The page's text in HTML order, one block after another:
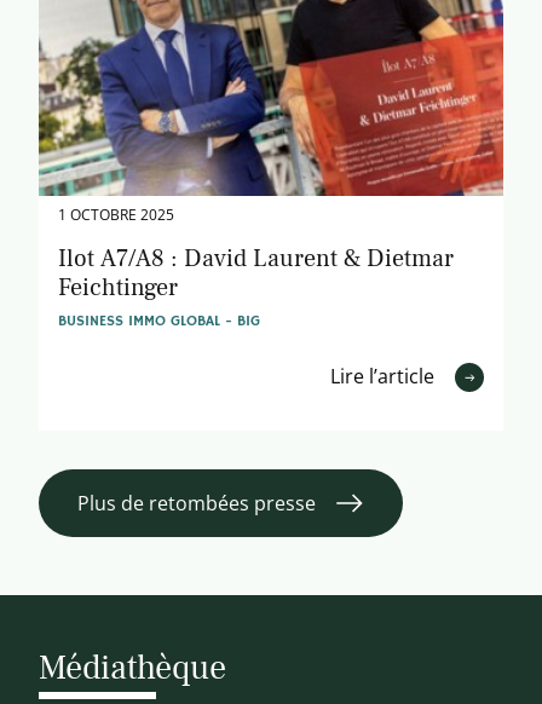
1 OCTOBRE 2025
Ilot A7/A8 : David Laurent & Dietmar
Feichtinger
BUSINESS IMMO GLOBAL - BIG
Lire l’article
Plus de retombées presse
Médiathèque